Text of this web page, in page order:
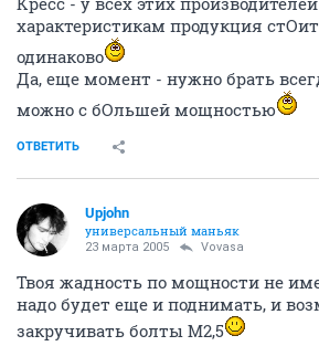
характеристикам продукция
одинаково
Да, еще момент - нужно брать
можно с бОльшей мощностью
ОТВЕТИТЬ
Upjohn
универсальный маньяк
23 марта 2005 Vovasa
Твоя жадность по мощности не
надо будет еще и поднимать, и
закручивать болты М2,5